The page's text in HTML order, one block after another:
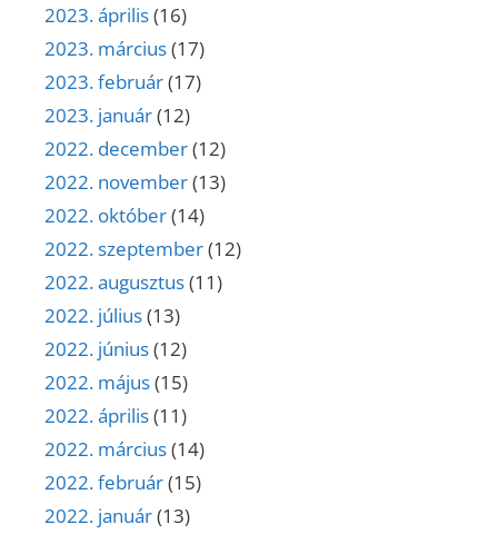
2023. április(16)
2023. március(17)
2023. február(17)
2023. január(12)
2022. december(12)
2022. november(13)
2022. október(14)
2022. szeptember(12)
2022. augusztus(11)
2022. július(13)
2022. június(12)
2022. május(15)
2022. április(11)
2022. március(14)
2022. február(15)
2022. január(13)